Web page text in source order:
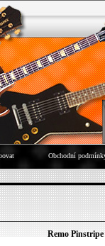
Obchodní
Remo Pinstripe